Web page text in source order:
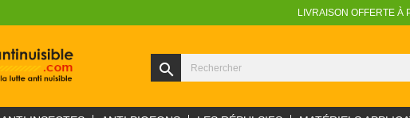
LIVRAISON OFFERTE À
search